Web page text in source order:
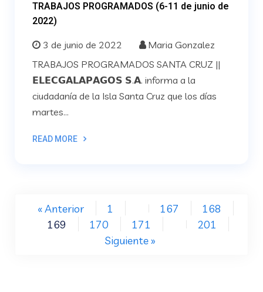
TRABAJOS PROGRAMADOS (6-11 de junio de
2022)
3 de junio de 2022
Maria Gonzalez
TRABAJOS PROGRAMADOS SANTA CRUZ ||
𝗘𝗟𝗘𝗖𝗚𝗔𝗟𝗔𝗣𝗔𝗚𝗢𝗦 𝗦.𝗔. informa a la
ciudadanía de la Isla Santa Cruz que los días
martes...
READ MORE
« Anterior 1 167
168
169
170 171
201
Siguiente »